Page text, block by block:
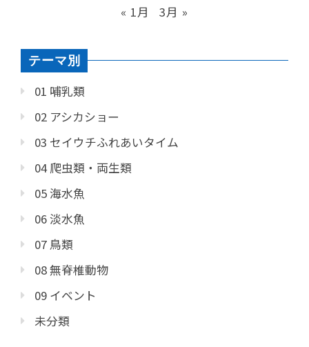
« 1月 3月 »
テーマ別
01 哺乳類
02 アシカショー
03 セイウチふれあいタイム
04 爬虫類・両生類
05 海水魚
06 淡水魚
07 鳥類
08 無脊椎動物
09 イベント
未分類